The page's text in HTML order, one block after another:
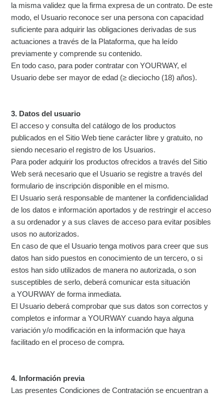
la misma validez que la firma expresa de un contrato. De este
modo, el Usuario reconoce ser una persona con capacidad
suficiente para adquirir las obligaciones derivadas de sus
actuaciones a través de la Plataforma, que ha leído
previamente y comprende su contenido.
En todo caso, para poder contratar con YOURWAY, el
Usuario debe ser mayor de edad (≥ dieciocho (18) años).
3. Datos del usuario
El acceso y consulta del catálogo de los productos
publicados en el Sitio Web tiene carácter libre y gratuito, no
siendo necesario el registro de los Usuarios.
Para poder adquirir los productos ofrecidos a través del Sitio
Web será necesario que el Usuario se registre a través del
formulario de inscripción disponible en el mismo.
El Usuario será responsable de mantener la confidencialidad
de los datos e información aportados y de restringir el acceso
a su ordenador y a sus claves de acceso para evitar posibles
usos no autorizados.
En caso de que el Usuario tenga motivos para creer que sus
datos han sido puestos en conocimiento de un tercero, o si
estos han sido utilizados de manera no autorizada, o son
susceptibles de serlo, deberá comunicar esta situación
a YOURWAY de forma inmediata.
El Usuario deberá comprobar que sus datos son correctos y
completos e informar a YOURWAY cuando haya alguna
variación y/o modificación en la información que haya
facilitado en el proceso de compra.
4. Información previa
Las presentes Condiciones de Contratación se encuentran a